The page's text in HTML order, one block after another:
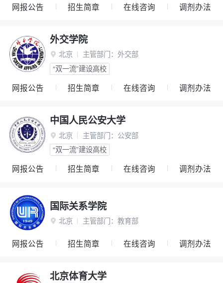
网报公告 招生简章 在线咨询 调剂办法
外交学院
 北京 主管部门： 外交部
“双一流”建设高校
网报公告 招生简章 在线咨询 调剂办法
中国人民公安大学
 北京 主管部门： 公安部
“双一流”建设高校
网报公告 招生简章 在线咨询 调剂办法
国际关系学院
 北京 主管部门： 教育部
网报公告 招生简章 在线咨询 调剂办法
北京体育大学